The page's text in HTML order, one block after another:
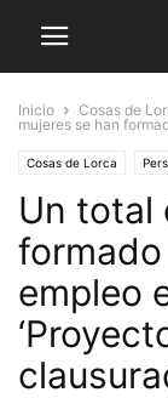
Inicio Cosas de
mujeres se han
Cosas de Lorca
Un total
empleo